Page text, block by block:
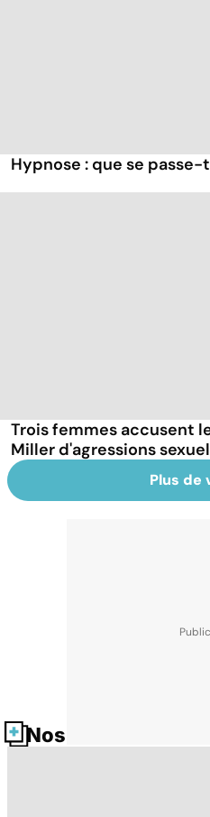
Hypnose : que se
Trois femmes accusent
Miller d'agressions
Plus de
Nos fiches santé